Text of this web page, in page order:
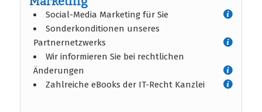
Social-Media Marketing für Sie
Sonderkonditionen unseres
Partnernetzwerks
Wir informieren Sie bei rechtlichen
Änderungen
Zahlreiche eBooks der IT-Recht Kanzlei